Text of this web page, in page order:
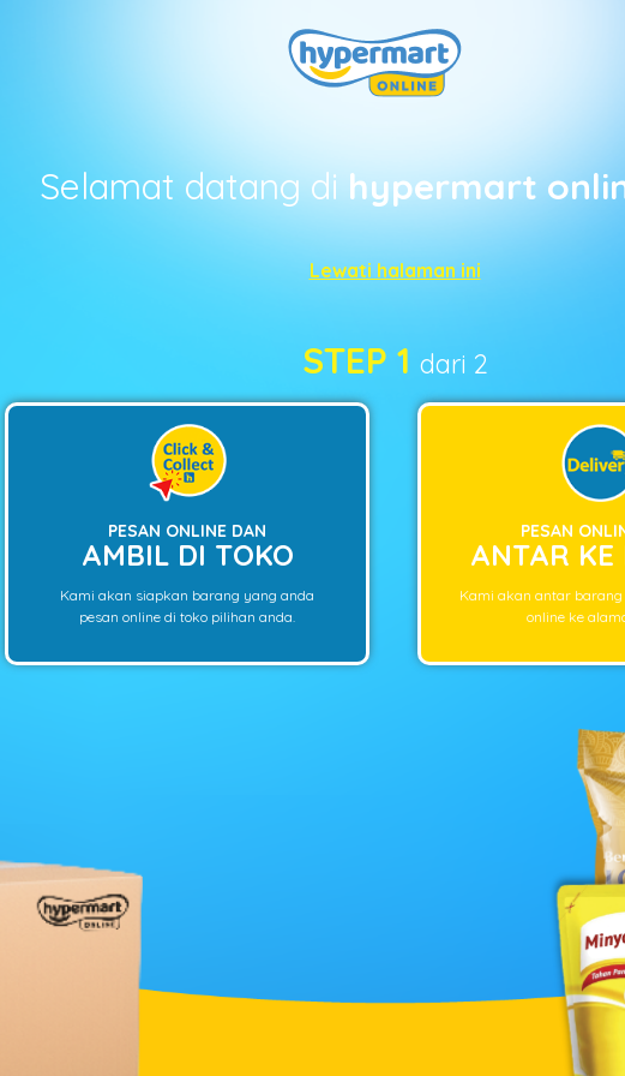
Selamat datang di hypermart
Lewati halaman ini
STEP 1 dari 2
PESAN ONLINE DAN
AMBIL DI TOKO
Kami akan siapkan barang yang anda
pesan online di toko pilihan anda.
PESAN
ANTAR KE
Kami akan antar
online ke